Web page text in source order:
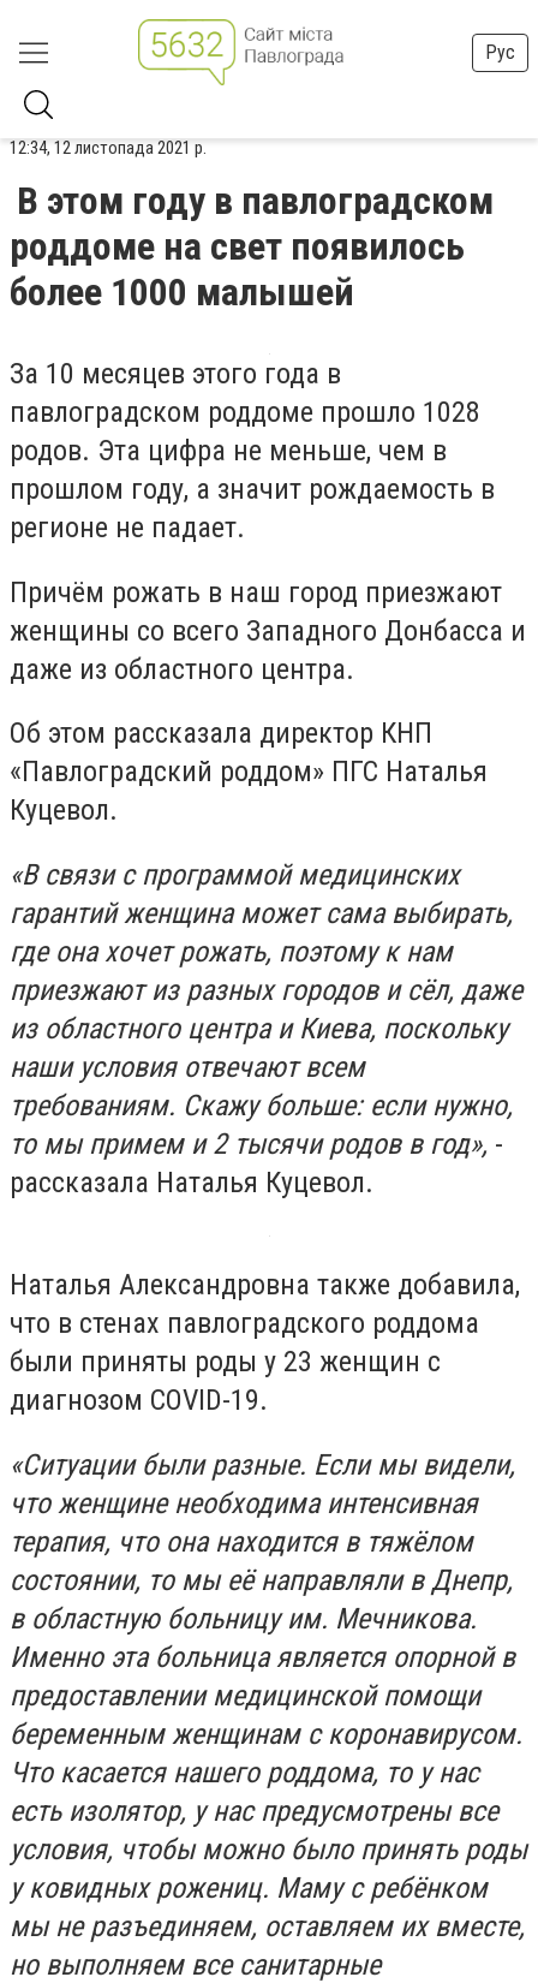
Рус
12:34, 12 листопада 2021 р.
В этом году в павлоградском
роддоме на свет появилось
более 1000 малышей
За 10 месяцев этого года в
павлоградском роддоме прошло 1028
родов. Эта цифра не меньше, чем в
прошлом году, а значит рождаемость в
регионе не падает.
Причём рожать в наш город приезжают
женщины со всего Западного Донбасса и
даже из областного центра.
Об этом рассказала директор КНП
«Павлоградский роддом» ПГС Наталья
Куцевол.
«В связи с программой медицинских
гарантий женщина может сама выбирать,
где она хочет рожать, поэтому к нам
приезжают из разных городов и сёл, даже
из областного центра и Киева, поскольку
наши условия отвечают всем
требованиям. Скажу больше: если нужно,
то мы примем и 2 тысячи родов в год», -
рассказала Наталья Куцевол.
Наталья Александровна также добавила,
что в стенах павлоградского роддома
были приняты роды у 23 женщин с
диагнозом COVID-19.
«Ситуации были разные. Если мы видели,
что женщине необходима интенсивная
терапия, что она находится в тяжёлом
состоянии, то мы её направляли в Днепр,
в областную больницу им. Мечникова.
Именно эта больница является опорной в
предоставлении медицинской помощи
беременным женщинам с коронавирусом.
Что касается нашего роддома, то у нас
есть изолятор, у нас предусмотрены все
условия, чтобы можно было принять роды
у ковидных рожениц. Маму с ребёнком
мы не разъединяем, оставляем их вместе,
но выполняем все санитарные